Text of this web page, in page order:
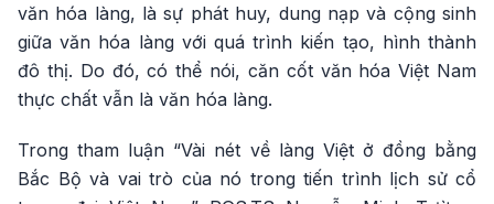
văn hóa làng, là sự phát huy, dung nạp và cộng sinh
giữa văn hóa làng với quá trình kiến tạo, hình thành
đô thị. Do đó, có thể nói, căn cốt văn hóa Việt Nam
thực chất vẫn là văn hóa làng.
Trong tham luận “Vài nét về làng Việt ở đồng bằng
Bắc Bộ và vai trò của nó trong tiến trình lịch sử cổ